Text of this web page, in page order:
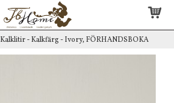
Kalklitir - Kalkfärg - Ivory, FÖRHANDSBOKA